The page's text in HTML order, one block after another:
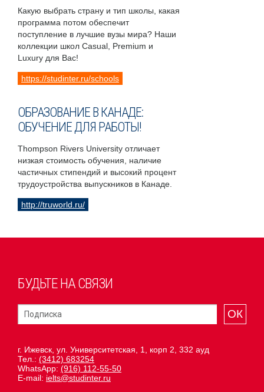
Какую выбрать страну и тип школы, какая
программа потом обеспечит
поступление в лучшие вузы мира? Наши
коллекции школ Casual, Premium и
Luxury для Вас!
https://studinter.ru/schools
ОБРАЗОВАНИЕ В КАНАДЕ:
ОБУЧЕНИЕ ДЛЯ РАБОТЫ!
Thompson Rivers University отличает
низкая стоимость обучения, наличие
частичных стипендий и высокий процент
трудоустройства выпускников в Канаде.
http://truworld.ru/
БУДЬТЕ НА СВЯЗИ
ОК
г. Ижевск, ул. Университетская, 1, корп 2, 332 ауд
Тел.: (3412) 683254
WhatsApp: (916) 112-55-50
E-mail: ielts@studinter.ru